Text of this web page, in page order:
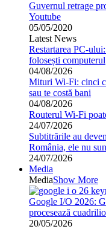
Guvernul retrage
Youtube
05/05/2020
Latest News
Restartarea PC-
folosești computerul
04/08/2026
Mituri Wi-Fi: cinci
sau te costă bani
04/08/2026
Routerul Wi-Fi
24/07/2026
Subtitrările au
România, ele nu
24/07/2026
Media
MediaShow More
Google I/O 2026:
procesează
20/05/2026